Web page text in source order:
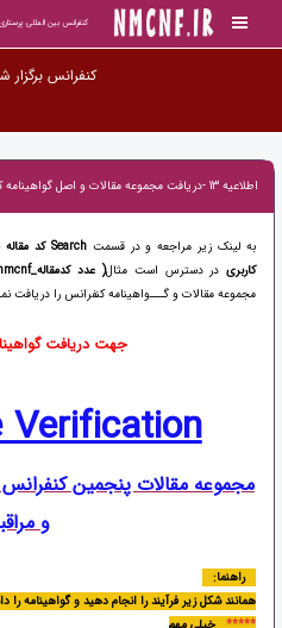
کنفرانس بین المللی
کنفرانس
اطلاعیه 13 -دریافت مجموعه مقالات و اصل گواهینامه کنفرانس با کد رهگیری به صورت آنلاین
به لینک زیر مراجعه و در قسمتSearch کد
کاربریدر دسترس است مثال( عدد کدمقاله_5nmcnf)
مجموعه مقالات و گـــواهینامه کنفرانس را دریافت
جهت دریافت گواهینامه
مجموعه مقالات پنجمین کنفرانس
و
راهنما:
همانند شکل زیر فرآیند را انجام دهید و گواهینامه را